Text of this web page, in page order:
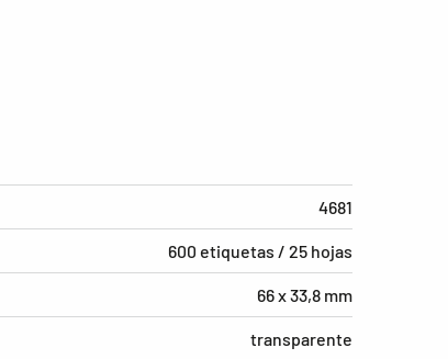
4681
600 etiquetas / 25 hojas
66 x 33,8 mm
transparente